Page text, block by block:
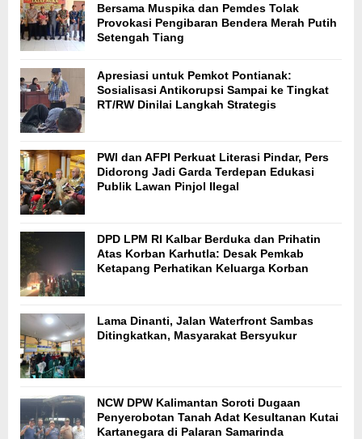
Bersama Muspika dan Pemdes Tolak
Provokasi Pengibaran Bendera Merah Putih
Setengah Tiang
Apresiasi untuk Pemkot Pontianak:
Sosialisasi Antikorupsi Sampai ke Tingkat
RT/RW Dinilai Langkah Strategis
PWI dan AFPI Perkuat Literasi Pindar, Pers
Didorong Jadi Garda Terdepan Edukasi
Publik Lawan Pinjol Ilegal
DPD LPM RI Kalbar Berduka dan Prihatin
Atas Korban Karhutla: Desak Pemkab
Ketapang Perhatikan Keluarga Korban
Lama Dinanti, Jalan Waterfront Sambas
Ditingkatkan, Masyarakat Bersyukur
NCW DPW Kalimantan Soroti Dugaan
Penyerobotan Tanah Adat Kesultanan Kutai
Kartanegara di Palaran Samarinda